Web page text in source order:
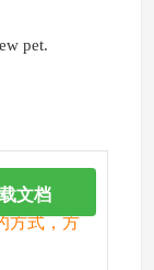
pet.
方式，方
文档